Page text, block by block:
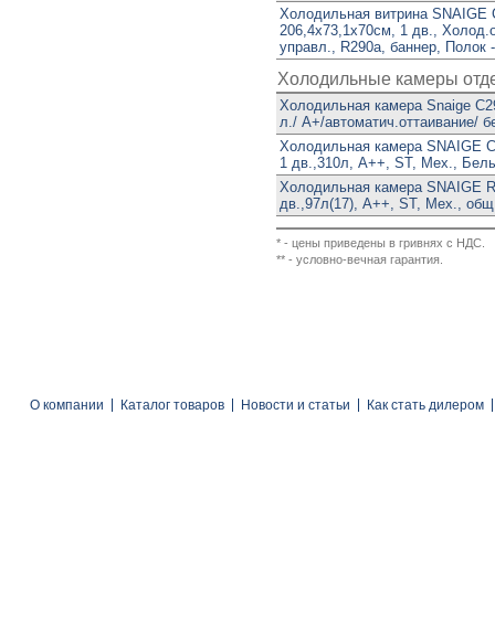
Холодильная витрина SNAIGE
206,4х73,1х70см, 1 дв.,
управл., R290a, баннер, Полок
Холодильные камеры
Холодильная камера Snaige
л./ А+/автоматич.оттаивание/
Холодильная камера SNAIGE
1 дв.,310л, A++, ST, Мех.,
Холодильная камера SNAIGE
дв.,97л(17), A++, ST, Мех.,
* - цены приведены в гривнях с НДС.
** - условно-вечная гарантия.
О компании Каталог товаров Новости и статьи Как стать дилером